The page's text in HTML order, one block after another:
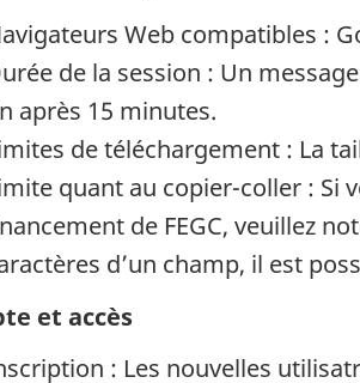
Web compatibles :
de la session : Un
après 15 minutes.
de téléchargement : La
quant au copier-coller : Si
de FEGC, veuillez
d’un champ, il est
et accès
: Les nouvelles